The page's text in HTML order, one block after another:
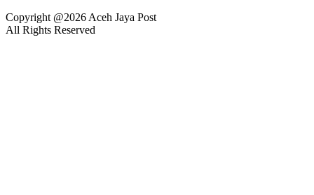
Copyright @2026 Aceh Jaya Post
All Rights Reserved